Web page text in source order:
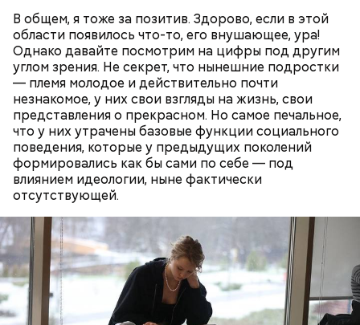
В общем, я тоже за позитив. Здорово, если в этой
области появилось что-то, его внушающее, ура!
Однако давайте посмотрим на цифры под другим
углом зрения. Не секрет, что нынешние подростки
— племя молодое и действительно почти
незнакомое, у них свои взгляды на жизнь, свои
представления о прекрасном. Но самое печальное,
что у них утрачены базовые функции социального
поведения, которые у предыдущих поколений
формировались как бы сами по себе — под
влиянием идеологии, ныне фактически
отсутствующей.
Противень ставится в духовку, разогретую до 180–
190 градусов. Спагетти из кабачка нужно запекать
25–30 минут.
Также не нужно есть дыню до корки, потому что
именно там скапливаются нитраты. И важно
тщательно ее мыть, чтобы не отравиться, добавила
собеседница «ВМ».